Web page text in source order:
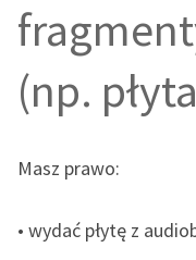
(np.
Masz prawo:
• wydać płytę z